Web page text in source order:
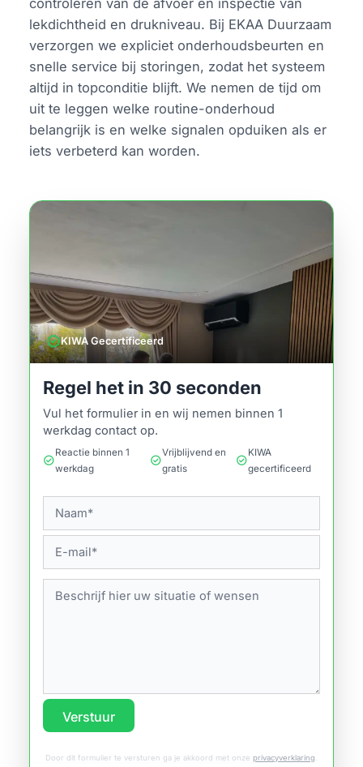
lekdichtheid en drukniveau. Bij EKAA Duurzaam
verzorgen we expliciet onderhoudsbeurten en
snelle service bij storingen, zodat het systeem
altijd in topconditie blijft. We nemen de tijd om
uit te leggen welke routine-onderhoud
belangrijk is en welke signalen opduiken als er
iets verbeterd kan worden.
verifiedKIWA Gecertificeerd
Regel het in 30 seconden
Vul het formulier in en wij nemen binnen 1
werkdag contact op.
check_circle
Reactie binnen 1
werkdag
check_circle
Vrijblijvend en
gratis
check_circle
KIWA
gecertificeerd
Verstuur
Door dit formulier te versturen ga je akkoord met onze privacyverklaring